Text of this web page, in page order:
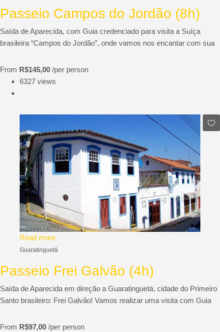
Passeio Campos do Jordão (8h)
Saída de Aparecida, com Guia credenciado para visita a Suíça
brasileira “Campos do Jordão”, onde vamos nos encantar com sua
From R$145,00 /per person
6327 views
Read more
Guaratinguetá
Passeio Frei Galvão (4h)
Saída de Aparecida em direção a Guaratinguetá, cidade do Primeiro
Santo brasileiro: Frei Galvão! Vamos realizar uma visita com Guia
From R$97,00 /per person